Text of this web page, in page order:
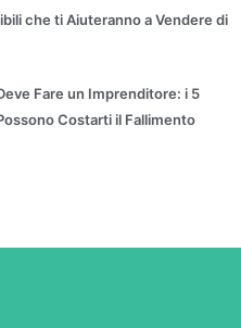
che ti Aiuteranno a Vendere di
Fare un Imprenditore: i 5
Costarti il Fallimento